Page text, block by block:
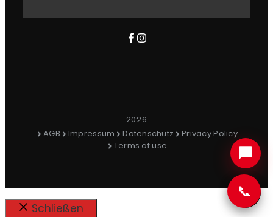
2026
AGB
Impressum Datenschutz
Privacy Policy
Terms of use
Schließen
📞